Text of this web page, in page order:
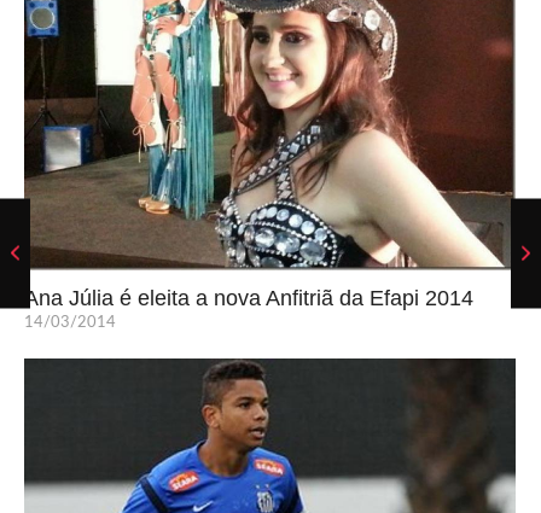
Ana Júlia é eleita a nova Anfitriã da Efapi 2014
14/03/2014